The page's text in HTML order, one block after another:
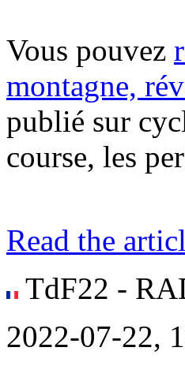
Vous pouvez
montagne,
publié sur
course, les
Read the
TdF22 -
2022-07-22,